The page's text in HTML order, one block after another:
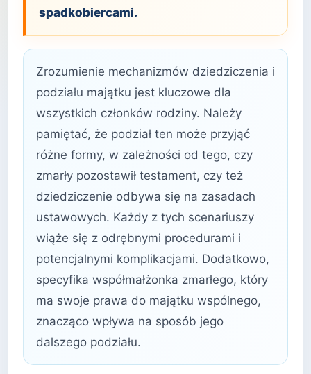
spadkobiercami.
Zrozumienie mechanizmów dziedziczenia i
podziału majątku jest kluczowe dla
wszystkich członków rodziny. Należy
pamiętać, że podział ten może przyjąć
różne formy, w zależności od tego, czy
zmarły pozostawił testament, czy też
dziedziczenie odbywa się na zasadach
ustawowych. Każdy z tych scenariuszy
wiąże się z odrębnymi procedurami i
potencjalnymi komplikacjami. Dodatkowo,
specyfika współmałżonka zmarłego, który
ma swoje prawa do majątku wspólnego,
znacząco wpływa na sposób jego
dalszego podziału.